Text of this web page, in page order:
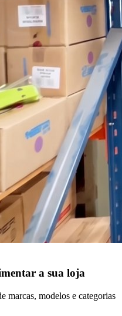
a sua loja
marcas, modelos e categorias